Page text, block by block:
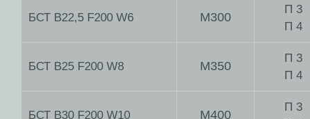
БСТ В22,5 F200 W6 М300
П 3
П 4
БСТ В25 F200 W8 М350
П 3
П 4
БСТ В30 F200 W10 М400
П 3